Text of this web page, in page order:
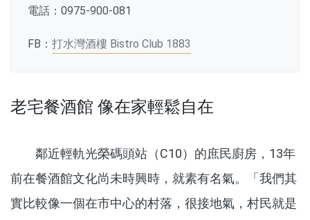
電話：0975-900-081
FB： 打水灣酒樓 Bistro Club 1883
老宅餐酒館 像在家輕鬆自在
鄰近輕軌光榮碼頭站（C10）的庶民廚房，13年
前在餐酒館文化尚未時興時，就素有名氣。「我們其
實比較像一個在市中心的村落，很接地氣，村民就是